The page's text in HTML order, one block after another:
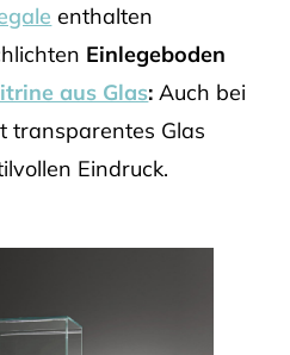
enthalten
Einlegeboden
aus Glas: Auch bei
transparentes Glas
Eindruck.